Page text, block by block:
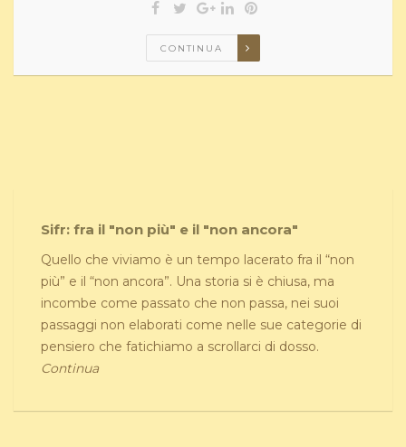
CONTINUA
Sifr: fra il "non più" e il "non ancora"
Quello che viviamo è un tempo lacerato fra il “non
più” e il “non ancora”. Una storia si è chiusa, ma
incombe come passato che non passa, nei suoi
passaggi non elaborati come nelle sue categorie di
pensiero che fatichiamo a scrollarci di dosso.
Continua